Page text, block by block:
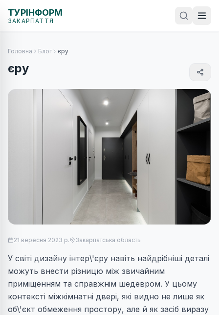
ТУРІНФОРМ
ЗАКАРПАТТЯ
Головна Блог єру
єру
21 вересня 2023 р. Закарпатська область
У світі дизайну інтер\'єру навіть найдрібніші деталі
можуть внести різницю між звичайним
приміщенням та справжнім шедевром. У цьому
контексті міжкімнатні двері, які видно не лише як
об\'єкт обмеження простору, але й як засіб виразу